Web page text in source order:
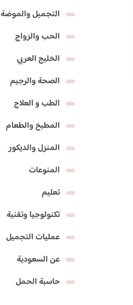
التجميل والموضة
الحب والزواج
الخليج العربي
الصحة والرجيم
الطب و العلاج
المطبخ والطعام
المنزل والديكور
المنوعات
تعليم
تكنولوجيا وتقنية
عمليات التجميل
عن السعودية
حاسبة الحمل